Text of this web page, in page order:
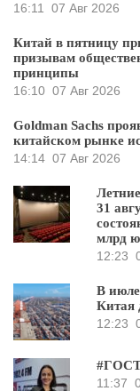
16:11 07 Авг 2026
Китай в пятницу
призывам
принципы
16:10 07 Авг 2026
Goldman Sachs
китайском рынке
14:14 07 Авг 2026
31
млрд
12:23
В
Китая
12:23
11:37